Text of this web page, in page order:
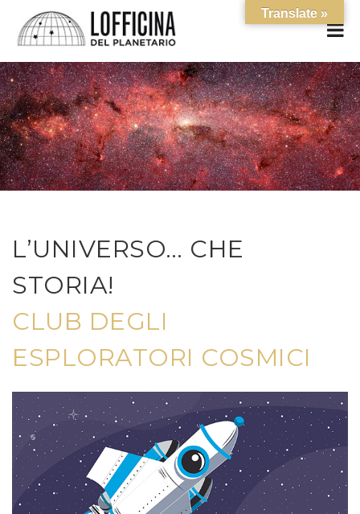
L’UNIVERSO… CHE
STORIA!
CLUB DEGLI
ESPLORATORI COSMICI
Translate »